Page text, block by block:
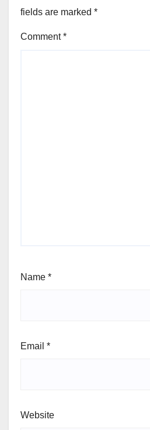
fields are marked *
Comment*
Name *
Email *
Website